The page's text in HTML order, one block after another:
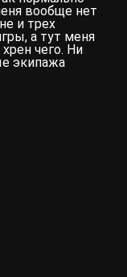
вообще нет
и трех
а тут меня
чего. Ни
экипажа